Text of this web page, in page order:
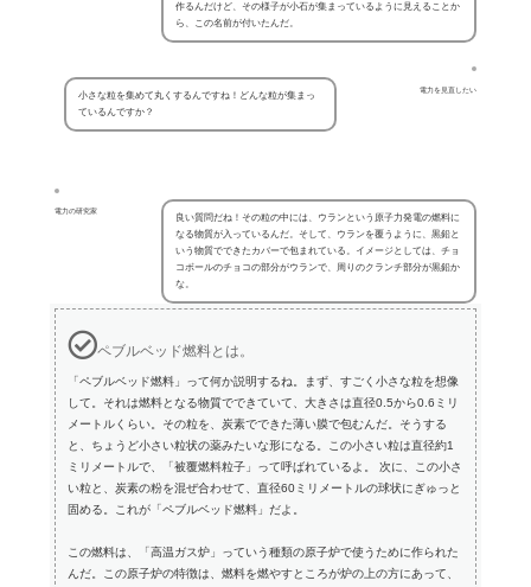
作るんだけど、その様子が小石が集まっているように見えることか
ら、この名前が付いたんだ。
電力を見直したい
小さな粒を集めて丸くするんですね！どんな粒が集まっ
ているんですか？
電力の研究家
良い質問だね！その粒の中には、ウランという原子力発電の燃料に
なる物質が入っているんだ。そして、ウランを覆うように、黒鉛と
いう物質でできたカバーで包まれている。イメージとしては、チョ
コボールのチョコの部分がウランで、周りのクランチ部分が黒鉛か
な。
ペブルベッド燃料とは。
「ペブルベッド燃料」って何か説明するね。まず、すごく小さな粒を想像
して。それは燃料となる物質でできていて、大きさは直径0.5から0.6ミリ
メートルくらい。その粒を、炭素でできた薄い膜で包むんだ。そうする
と、ちょうど小さい粒状の薬みたいな形になる。この小さい粒は直径約1
ミリメートルで、「被覆燃料粒子」って呼ばれているよ。 次に、この小さ
い粒と、炭素の粉を混ぜ合わせて、直径60ミリメートルの球状にぎゅっと
固める。これが「ペブルベッド燃料」だよ。
この燃料は、「高温ガス炉」っていう種類の原子炉で使うために作られた
んだ。この原子炉の特徴は、燃料を燃やすところが炉の上の方にあって、